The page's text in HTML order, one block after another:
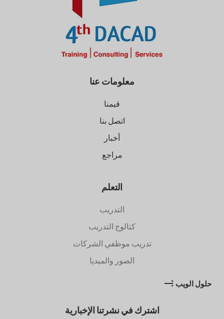
معلومات عنا
قيمنا
اتصل بنا
أخبار
مراجع
التعلم
التدريب
كتالوج التدريب
تدريب موظفي الشركات
الصور والميديا
حلول الويب
اشترك في نشرتنا الإخبارية